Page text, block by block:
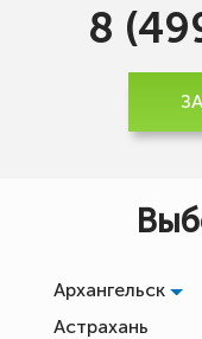
8
Архангельск
Астрахань